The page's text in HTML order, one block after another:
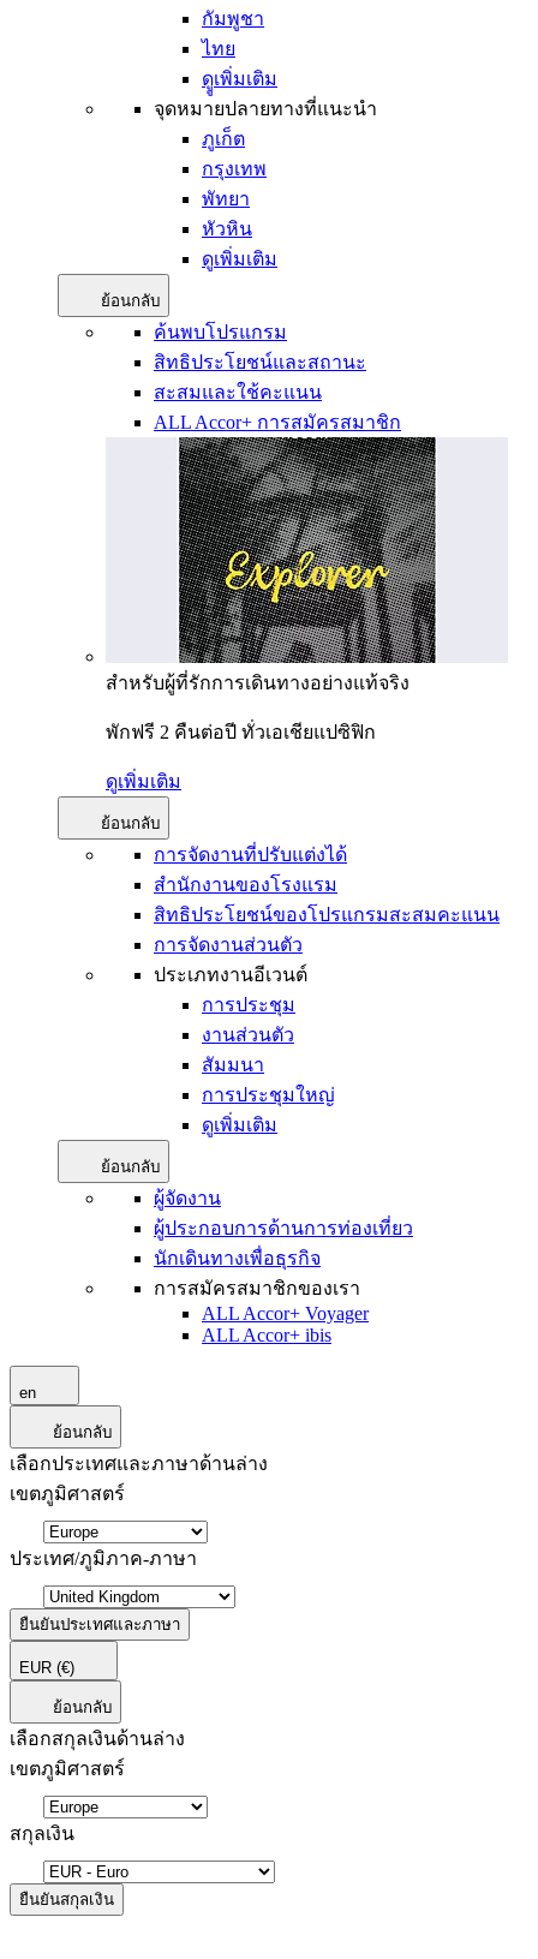
กัมพูชา
ไทย
ดููเพิ่มเติม
จุดหมายปลายทางที่แนะนำ
ภูเก็ต
กรุงเทพ
พัทยา
หัวหิน
ดูเพิ่มเติม
ย้อนกลับ
ค้นพบโปรแกรม
สิทธิประโยชน์และสถานะ
สะสมและใช้คะแนน
ALL Accor+ การสมัครสมาชิก
สำหรับผู้ที่รักการเดินทางอย่างแท้จริง
พักฟรี 2 คืนต่อปี ทั่วเอเชียแปซิฟิก
ดูเพิ่มเติม
ย้อนกลับ
การจัดงานที่ปรับแต่งได้
สำนักงานของโรงแรม
สิทธิประโยชน์ของโปรแกรมสะสมคะแนน
การจัดงานส่วนตัว
ประเภทงานอีเวนต์
การประชุม
งานส่วนตัว
สัมมนา
การประชุมใหญ่
ดูเพิ่มเติม
ย้อนกลับ
ผู้จัดงาน
ผู้ประกอบการด้านการท่องเที่ยว
นักเดินทางเพื่อธุรกิจ
การสมัครสมาชิกของเรา
ALL Accor+ Voyager
ALL Accor+ ibis
en
ย้อนกลับ
เลือกประเทศและภาษาด้านล่าง
เขตภูมิศาสตร์
ประเทศ/ภูมิภาค-ภาษา
ยืนยันประเทศและภาษา
EUR (€)
ย้อนกลับ
เลือกสกุลเงินด้านล่าง
เขตภูมิศาสตร์
สกุลเงิน
ยืนยันสกุลเงิน